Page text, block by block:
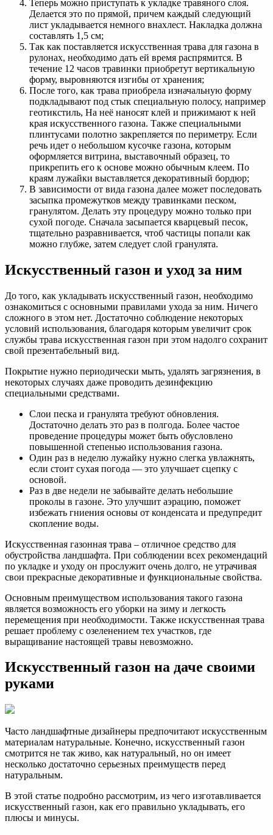
Теперь можно приступать к укладке травяного слоя.
Делается это по прямой, причем каждый следующий
лист укладывается немного внахлест. Накладка должна
составлять 1,5 см;
Так как поставляется искусственная трава для газона в
рулонах, необходимо дать ей время распрямится. В
течение 12 часов травинки приобретут вертикальную
форму, выровняются изгибы от хранения;
После того, как трава приобрела изначальную форму
подкладывают под стык специальную полосу, например
геотикстиль, На неё наносят клей и прижимают к ней
края искусственного газона. Также специальными
плинтусами полотно закрепляется по периметру. Если
речь идет о небольшом кусочке газона, которым
оформляется витрина, выставочный образец, то
прикрепить его к основе можно обычным клеем. По
краям лужайки выставляется декоративный бордюр;
В зависимости от вида газона далее может последовать
засыпка промежутков между травинками песком,
гранулятом. Делать эту процедуру можно только при
сухой погоде. Сначала засыпается кварцевый песок,
тщательно разравнивается, чтоб частицы попали как
можно глубже, затем следует слой гранулята.
Искусственный газон и уход за ним
До того, как укладывать искусственный газон, необходимо
ознакомиться с основными правилами ухода за ним. Ничего
сложного в этом нет. Достаточно соблюдение некоторых
условий использования, благодаря которым увеличит срок
службы трава искусственная газон при этом надолго сохранит
свой презентабельный вид.
Покрытие нужно периодически мыть, удалять загрязнения, в
некоторых случаях даже проводить дезинфекцию
специальными средствами.
Слои песка и гранулята требуют обновления.
Достаточно делать это раз в полгода. Более частое
проведение процедуры может быть обусловлено
повышенной степенью использования газона.
Один раз в неделю лужайку нужно слегка увлажнять,
если стоит сухая погода — это улучшает сцепку с
основой.
Раз в две недели не забывайте делать небольшие
проколы в газоне. Это улучшит аэрацию, поможет
избежать гниения основы от конденсата и предупредит
скопление воды.
Искусственная газонная трава – отличное средство для
обустройства ландшафта. При соблюдении всех рекомендаций
по укладке и уходу он прослужит очень долго, не утрачивая
свои прекрасные декоративные и функциональные свойства.
Основным преимуществом использования такого газона
является возможность его уборки на зиму и легкость
перемещения при необходимости. Также искусственная трава
решает проблему с озеленением тех участков, где
выращивание настоящей травы невозможно.
Искусственный газон на даче своими
руками
Часто ландшафтные дизайнеры предпочитают искусственным
материалам натуральные. Конечно, искусственный газон
смотрится не так живо, как натуральный, но он имеет
несколько достаточно серьезных преимуществ перед
натуральным.
В этой статье подробно рассмотрим, из чего изготавливается
искусственный газон, как его правильно укладывать, его
плюсы и минусы.